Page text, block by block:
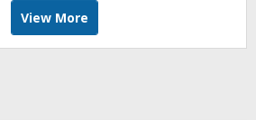
View More